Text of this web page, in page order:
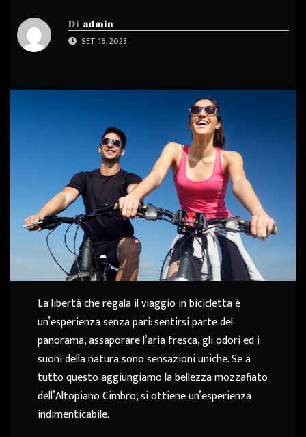
Di admin
SET 16, 2023
La libertà che regala il viaggio in bicicletta è
un’esperienza senza pari: sentirsi parte del
panorama, assaporare l’aria fresca, gli odori ed i
suoni della natura sono sensazioni uniche. Se a
tutto questo aggiungiamo la bellezza mozzafiato
dell’Altopiano Cimbro, si ottiene un’esperienza
indimenticabile.